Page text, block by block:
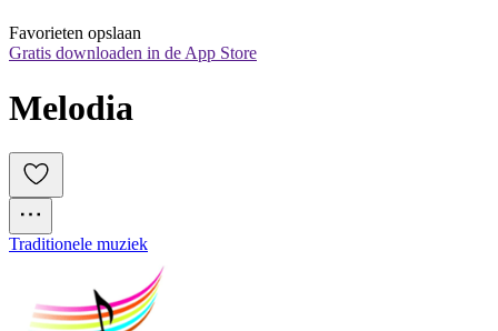
Favorieten opslaan
Gratis downloaden in de App Store
Melodia
Traditionele muziek